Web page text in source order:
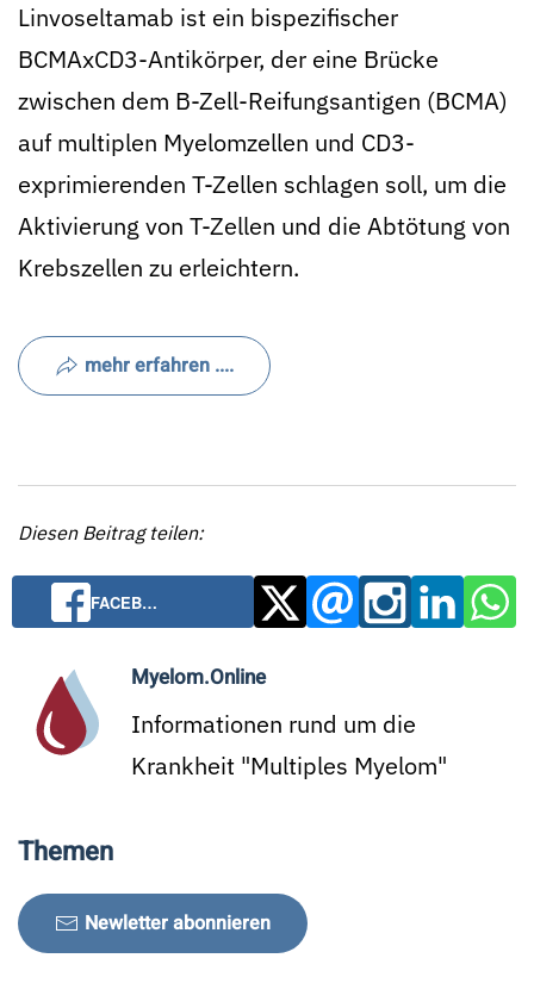
Linvoseltamab ist ein bispezifischer
BCMAxCD3-Antikörper, der eine Brücke
zwischen dem B-Zell-Reifungsantigen (BCMA)
auf multiplen Myelomzellen und CD3-
exprimierenden T-Zellen schlagen soll, um die
Aktivierung von T-Zellen und die Abtötung von
Krebszellen zu erleichtern.
mehr erfahren ....
Diesen Beitrag teilen:
FACEB…
Myelom.Online
Informationen rund um die
Krankheit "Multiples Myelom"
Themen
Newletter abonnieren